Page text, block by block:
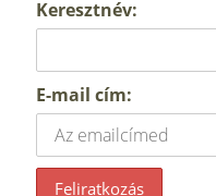
Keresztnév:
E-mail cím: